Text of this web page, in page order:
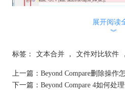
Beyond Compare文本
如何清除冲突
展开阅读
︾
标签： 文本合并 ， 文件对比软件 ，
上一篇： Beyond Compare删除操作
下一篇： Beyond Compare 4如何处